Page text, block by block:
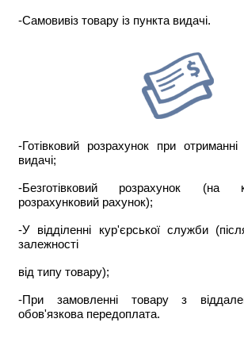
-Самовивіз товару із пункта видачі.
-Готівковий розрахунок при
видачі;
-Безготівковий розрахунок (на
розрахунковий рахунок);
-У відділенні кур'єрської служби
залежності
від типу товару);
-При замовленні товару з
обов'язкова передоплата.